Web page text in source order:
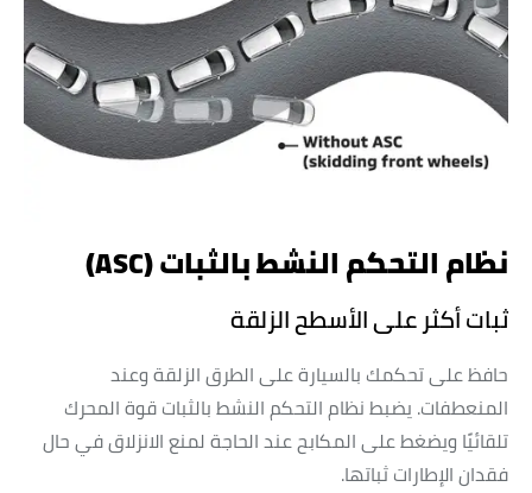
نظام التحكم النشط بالثبات (ASC)
ثبات أكثر على الأسطح الزلقة
حافظ على تحكمك بالسيارة على الطرق الزلقة وعند
المنعطفات. يضبط نظام التحكم النشط بالثبات قوة المحرك
تلقائيًا ويضغط على المكابح عند الحاجة لمنع الانزلاق في حال
فقدان الإطارات ثباتها.